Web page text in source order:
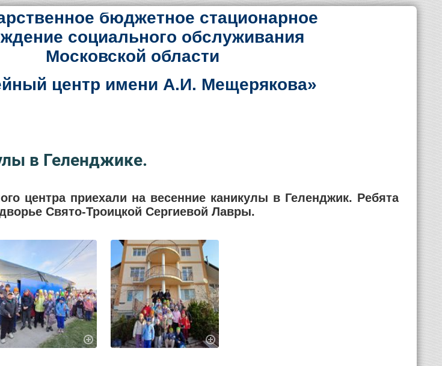
бюджетное стационарное
социального обслуживания
Московской области
центр имени А.И. Мещерякова»
в Геленджике.
центра приехали на весенние каникулы в Геленджик. Ребята
Свято-Троицкой Сергиевой Лавры.